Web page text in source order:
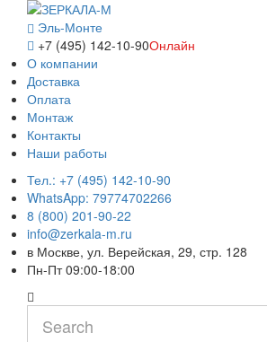
Эль-Монте
+7 (495) 142-10-90Онлайн
О компании
Доставка
Оплата
Монтаж
Контакты
Наши работы
Тел.: +7 (495) 142-10-90
WhatsApp: 79774702266
8 (800) 201-90-22
info@zerkala-m.ru
в Москве, ул. Верейская, 29, стр. 128
Пн-Пт 09:00-18:00